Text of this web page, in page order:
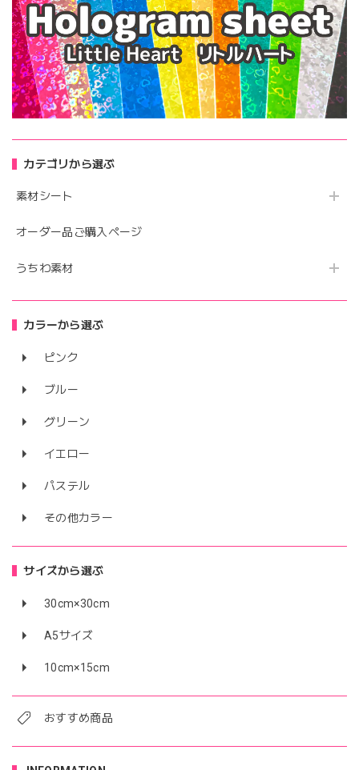
カテゴリから選ぶ
素材シート
オーダー品ご購入ページ
うちわ素材
カラーから選ぶ
ピンク
ブルー
グリーン
イエロー
パステル
その他カラー
サイズから選ぶ
30cm×30cm
A5サイズ
10cm×15cm
おすすめ商品